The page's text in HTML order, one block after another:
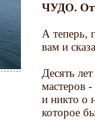
ЧУДО.
А теперь,
вам и
Десять
мастеров
и никто о
которое